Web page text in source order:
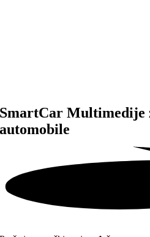
SmartCar Multimedije
automobile